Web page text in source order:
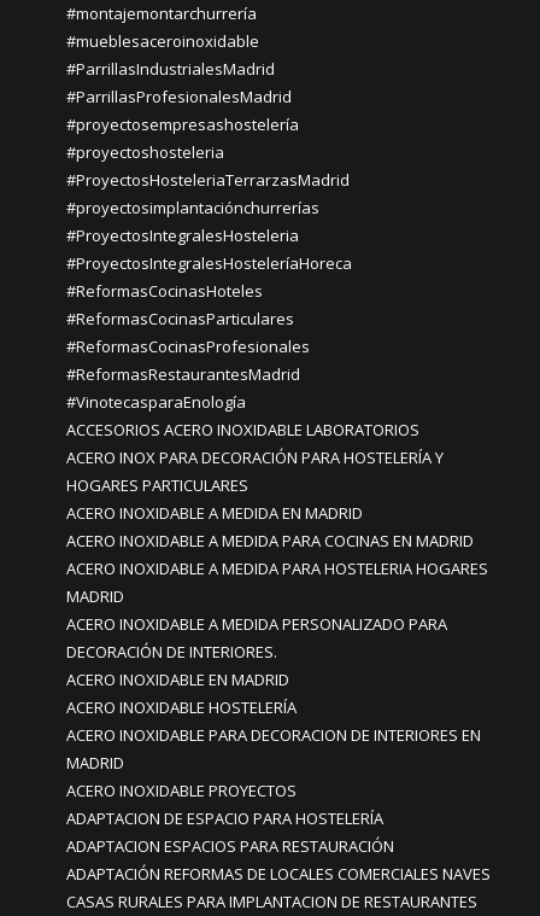
#montajemontarchurrería
#mueblesaceroinoxidable
#ParrillasIndustrialesMadrid
#ParrillasProfesionalesMadrid
#proyectosempresashostelería
#proyectoshosteleria
#ProyectosHosteleriaTerrarzasMadrid
#proyectosimplantaciónchurrerías
#ProyectosIntegralesHosteleria
#ProyectosIntegralesHosteleríaHoreca
#ReformasCocinasHoteles
#ReformasCocinasParticulares
#ReformasCocinasProfesionales
#ReformasRestaurantesMadrid
#VinotecasparaEnología
ACCESORIOS ACERO INOXIDABLE LABORATORIOS
ACERO INOX PARA DECORACIÓN PARA HOSTELERÍA Y
HOGARES PARTICULARES
ACERO INOXIDABLE A MEDIDA EN MADRID
ACERO INOXIDABLE A MEDIDA PARA COCINAS EN MADRID
ACERO INOXIDABLE A MEDIDA PARA HOSTELERIA HOGARES
MADRID
ACERO INOXIDABLE A MEDIDA PERSONALIZADO PARA
DECORACIÓN DE INTERIORES.
ACERO INOXIDABLE EN MADRID
ACERO INOXIDABLE HOSTELERÍA
ACERO INOXIDABLE PARA DECORACION DE INTERIORES EN
MADRID
ACERO INOXIDABLE PROYECTOS
ADAPTACION DE ESPACIO PARA HOSTELERÍA
ADAPTACION ESPACIOS PARA RESTAURACIÓN
ADAPTACIÓN REFORMAS DE LOCALES COMERCIALES NAVES
CASAS RURALES PARA IMPLANTACION DE RESTAURANTES